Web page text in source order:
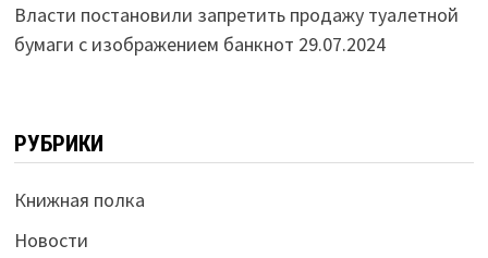
Власти постановили запретить продажу туалетной
бумаги с изображением банкнот 29.07.2024
РУБРИКИ
Книжная полка
Новости